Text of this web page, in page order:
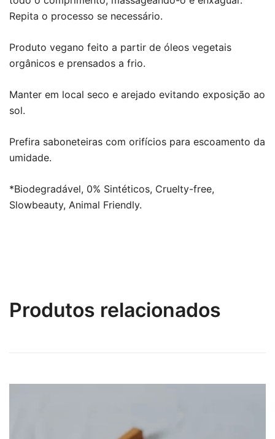
Repita o processo se necessário.
Produto vegano feito a partir de óleos vegetais
orgânicos e prensados a frio.
Manter em local seco e arejado evitando exposição ao
sol.
Prefira saboneteiras com orifícios para escoamento da
umidade.
*Biodegradável, 0% Sintéticos, Cruelty-free,
Slowbeauty, Animal Friendly.
Produtos relacionados